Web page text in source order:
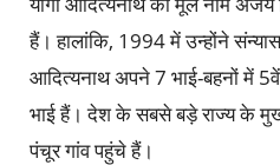
हैं। हालांकि, 1994 में उन्होंने
आदित्यनाथ अपने 7 भाई-बहनों में
भाई हैं। देश के सबसे बड़े राज्य के
पंचूर गांव पहुंचे हैं।